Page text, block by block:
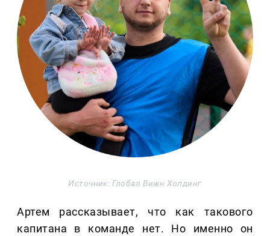
Источник: Глобал Вижн Холдинг
Артем рассказывает, что как такового
капитана в команде нет. Но именно он